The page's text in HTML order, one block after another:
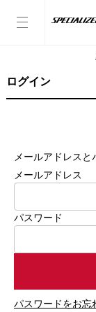
ログイン
メールアドレスと
メールアドレス
パスワード
パスワードをお忘